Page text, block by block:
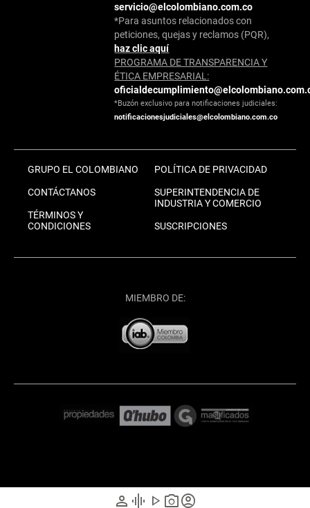
person graphic_eq play_arrow photo_cameraaccount_circle
servicio@elcolombiano.com.co
*Para asuntos relacionados con
peticiones, quejas y reclamos (PQR),
haz clic aquí
PROGRAMA DE TRANSPARENCIA Y
ÉTICA EMPRESARIAL:
*Buzón exclusivo para notificaciones judiciales:
notificacionesjudiciales@elcolombiano.com.co
GRUPO EL COLOMBIANO
CONTÁCTANOS
TÉRMINOS Y
CONDICIONES
POLÍTICA DE PRIVACIDAD
SUPERINTENDENCIA DE
INDUSTRIA Y COMERCIO
SUSCRIPCIONES
MIEMBRO DE: